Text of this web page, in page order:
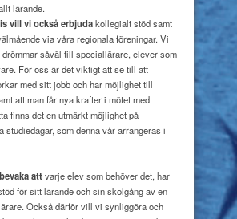
lärande.
vill vi också erbjudakollegialt stöd samt
via våra regionala föreningar. Vi
såväl till speciallärare, elever som
För oss är det viktigt att se till att
med sitt jobb och har möjlighet till
att man får nya krafter i mötet med
finns det en utmärkt möjlighet på
studiedagar, som denna vår arrangeras i
attvarje elev som behöver det, har
för sitt lärande och sin skolgång av en
Också därför vill vi synliggöra och